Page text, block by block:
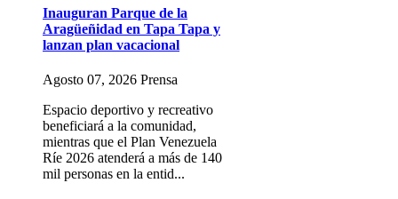
Inauguran Parque de la
Aragüeñidad en Tapa Tapa y
lanzan plan vacacional
Agosto 07, 2026 Prensa
Espacio deportivo y recreativo
beneficiará a la comunidad,
mientras que el Plan Venezuela
Ríe 2026 atenderá a más de 140
mil personas en la entid...